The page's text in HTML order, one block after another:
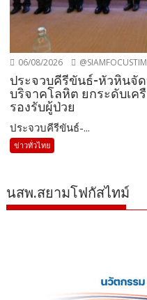
06/08/2026
ประจวบคีรีขันธ์-หัวหินจั
บริจาคโลหิต ยกระดับเ
รองรับผู้ป่วย
ประจวบคีรีขันธ์-...
ข่าวทั่วไทย
นสพ.สยามโฟกัสไทม์